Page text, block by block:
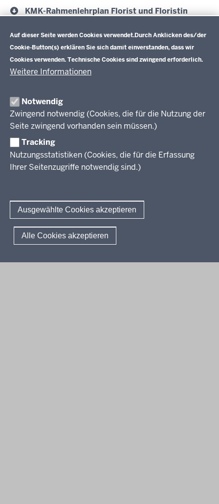
Auf dieser Seite werden Cookies verwendet.Durch Anklicken des/der
Cookie-Button(s) erklären Sie sich damit einverstanden, dass wir
Cookies verwenden. Technische Cookies sind zwingend erforderlich.
Weitere Informationen
Notwendig
Zwingend notwendig (Cookies, die für die Nutzung der
Seite zwingend vorhanden sein müssen.)
Tracking
Nutzungsstatistiken (Cookies, die für die Erfassung
Ihrer Seitenzugriffe notwendig sind.)
Ausgewählte Cookies akzeptieren
Alle Cookies akzeptieren
KMK-Rahmenlehrplan Florist und Floristin
PDF, 1,06 MB
Im Überblick
Berufsbildung NRW
Das Berufskolleg in NRW
Abschlüsse und Anschlüsse
Modellprojekte
Informationsschriften
Abkürzungen
Bildungsgänge / Bildungspläne
Bildungspläne Ausbildungsvorbereitung (Anlage A)
Fachklassen duales System (Anlage A)
Bildungspläne Berufsfachschule (Anlage B)
Bildungspläne Berufsfachschule und Fachoberschule (Anlage C)
Unterricht
Gesellschaft
Digitalisierung
© 2026 Berufsbildung
Fußzeile
Impressum Datenschutzerklärung